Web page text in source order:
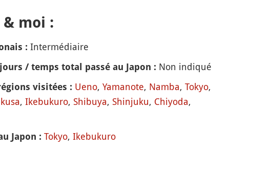
& moi :
: Intermédiaire
/ temps total passé au Japon : Non indiqué
visitées : Ueno, Yamanote, Namba, Tokyo,
, Ikebukuro, Shibuya, Shinjuku, Chiyoda,
Japon : Tokyo, Ikebukuro